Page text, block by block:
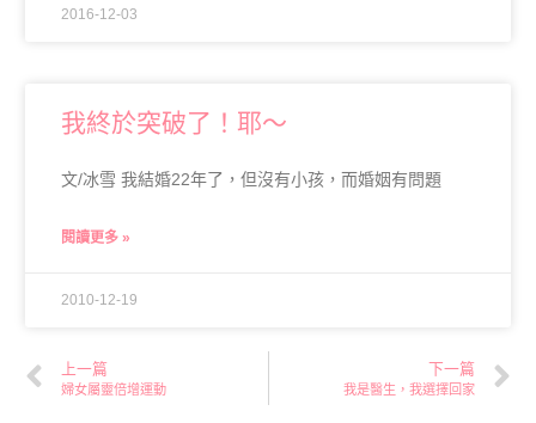
2016-12-03
我終於突破了！耶～
文/冰雪 我結婚22年了，但沒有小孩，而婚姻有問題
閱讀更多 »
2010-12-19
上一篇
婦女屬靈倍增運動
下一篇
我是醫生，我選擇回家